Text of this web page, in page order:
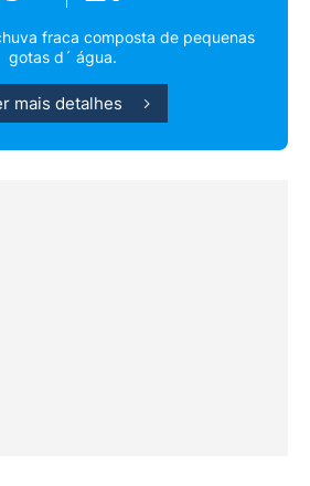
fraca composta de pequenas
gotas d´ água.
mais detalhes